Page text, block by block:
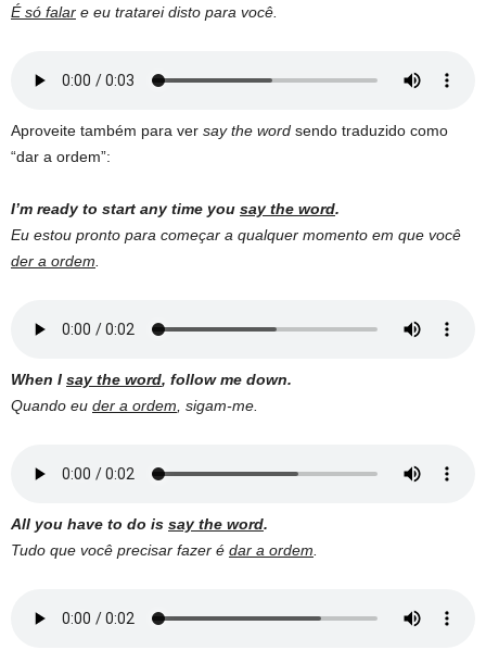
É só falar e eu tratarei disto para você.
Aproveite também para ver say the word sendo traduzido como
“dar a ordem”:
I’m ready to start any time you say the word.
Eu estou pronto para começar a qualquer momento em que você
der a ordem
When I say the word, follow me down.
Quando eu der a ordem , sigam-me.
All you have to do is say the word.
Tudo que você precisar fazer é dar a ordem